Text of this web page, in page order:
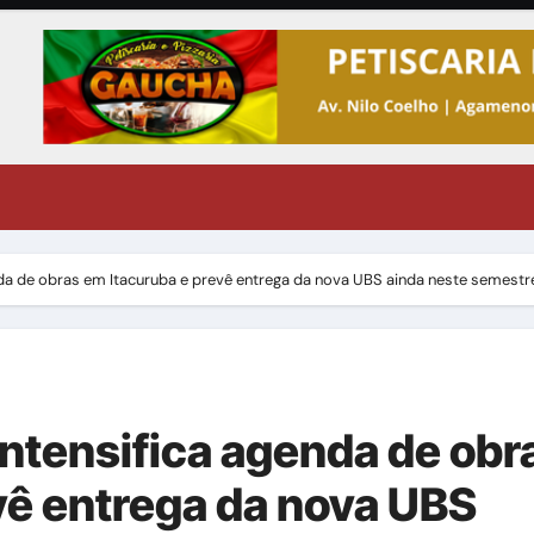
de obras em Itacuruba e prevê entrega da nova UBS ainda neste
agenda de
entrega da nova UBS